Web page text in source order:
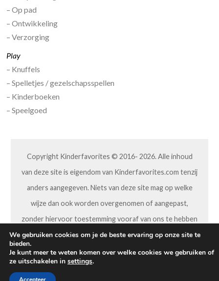
– Op pad
– Ontwikkeling
– Verzorging
Play
– Knuffels
– Spelletjes / gezelschapsspellen
– Kinderboeken
– Speelgoed
Copyright Kinderfavorites © 2016- 2026. Alle inhoud
van deze site is eigendom van Kinderfavorites.com tenzij
anders aangegeven. Niets van deze site mag op welke
wijze dan ook worden overgenomen of aangepast,
zonder hiervoor toestemming vooraf van ons te hebben
gekregen.
We gebruiken cookies om je de beste ervaring op onze site te
bieden.
Je kunt meer te weten komen over welke cookies we gebruiken of
ze uitschakelen in settings.